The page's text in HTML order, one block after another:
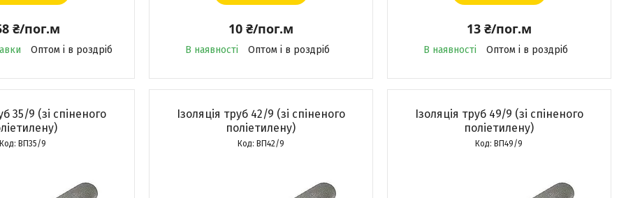
₴/пог.м
Оптом і в роздріб
10 ₴/пог.м
В наявності Оптом і в роздріб
13 ₴/пог.м
В наявності Оптом і в роздріб
35/9 (зі спіненого
ВП35/9
Ізоляція труб 42/9 (зі спіненого
поліетилену)
ВП42/9
Ізоляція труб 49/9 (зі спіненого
поліетилену)
ВП49/9